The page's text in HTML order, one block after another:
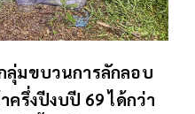
ลุ่มขบวนการลักลอบ
ครึ่งปีงบปี 69 ได้กว่า